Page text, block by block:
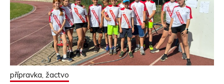
přípravka, žactvo